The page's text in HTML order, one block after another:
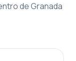
de Granada